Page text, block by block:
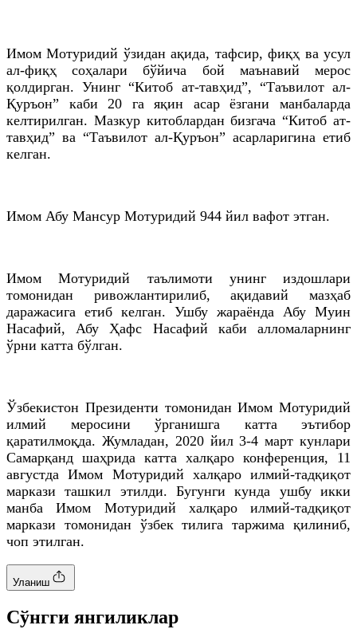
Имом Мотуридий ўзидан ақида, тафсир, фиқҳ ва усул
ал-фиқҳ соҳалари бўйича бой маънавий мерос
қолдирган. Унинг “Китоб ат-тавҳид”, “Таъвилот ал-
Қуръон” каби 20 га яқин асар ёзгани манбаларда
келтирилган. Мазкур китоблардан бизгача “Китоб ат-
тавҳид” ва “Таъвилот ал-Қуръон” асарларигина етиб
келган.
Имом Абу Мансур Мотуридий 944 йил вафот этган.
Имом Мотуридий таълимоти унинг издошлари
томонидан ривожлантирилиб, ақидавий мазҳаб
даражасига етиб келган. Ушбу жараёнда Абу Муин
Насафий, Абу Ҳафс Насафий каби алломаларнинг
ўрни катта бўлган.
Ўзбекистон Президенти томонидан Имом Мотуридий
илмий меросини ўрганишга катта эътибор
қаратилмоқда. Жумладан, 2020 йил 3-4 март кунлари
Самарқанд шаҳрида катта халқаро конференция, 11
августда Имом Мотуридий халқаро илмий-тадқиқот
маркази ташкил этилди. Бугунги кунда ушбу икки
манба Имом Мотуридий халқаро илмий-тадқиқот
маркази томонидан ўзбек тилига таржима қилиниб,
чоп этилган.
Уланиш
Cўнгги янгиликлар